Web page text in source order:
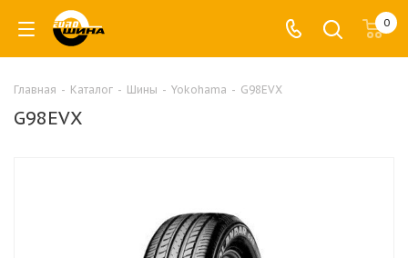
0
Главная - Каталог - Шины - Yokohama - G98EVX
G98EVX